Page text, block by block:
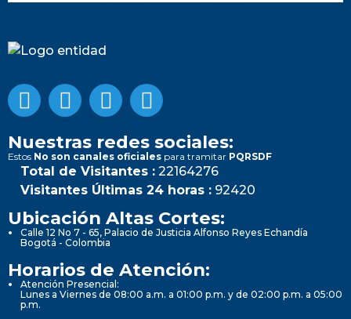
Nuestras redes sociales:
Estos No son canales oficiales para tramitar PQRSDF
Total de Visitantes : 22164276
Visitantes Últimas 24 horas : 92420
Ubicación Altas Cortes:
Calle 12 No 7 - 65, Palacio de Justicia Alfonso Reyes Echandía
Bogotá - Colombia
Horarios de Atención:
Atención Presencial:
Lunes a Viernes de 08:00 a.m. a 01:00 p.m. y de 02:00 p.m. a 05:00
p.m.